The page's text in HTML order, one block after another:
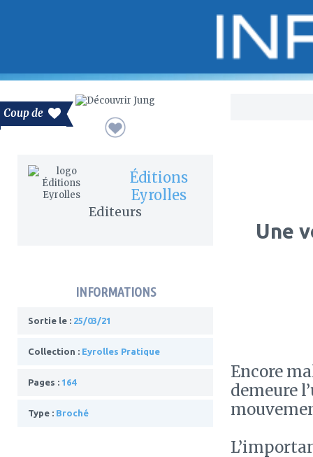
Coup de
Éditions
Eyrolles
Editeurs
INFORMATIONS
Sortie le : 25/03/21
Collection : Eyrolles Pratique
Pages : 164
Type : Broché
Une
Encore
demeure